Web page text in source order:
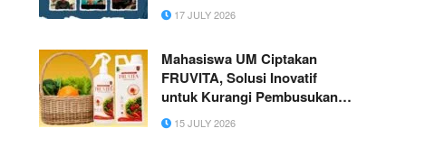
17 JULY 2026
Mahasiswa UM Ciptakan
FRUVITA, Solusi Inovatif
untuk Kurangi Pembusukan
Buah dan Sayur
15 JULY 2026